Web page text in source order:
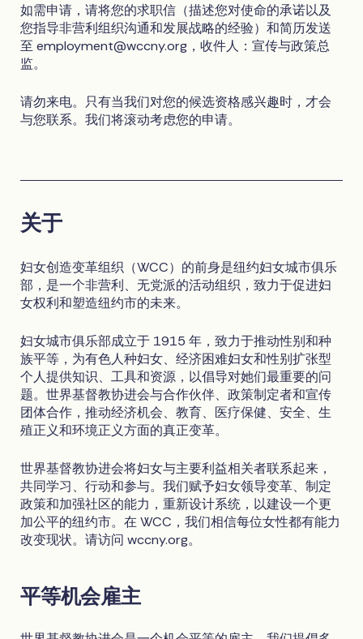
如需申请，请将您的求职信（描述您对使命的承诺以及
您指导非营利组织沟通和发展战略的经验）和简历发送
至employment@wccny.org ，收件人：宣传与政策总
监。
请勿来电。只有当我们对您的候选资格感兴趣时，才会
与您联系。我们将滚动考虑您的申请。
关于
妇女创造变革组织（WCC）的前身是纽约妇女城市俱乐
部，是一个非营利、无党派的活动组织，致力于促进妇
女权利和塑造纽约市的未来。
妇女城市俱乐部成立于 1915 年，致力于推动性别和种
族平等，为有色人种妇女、经济困难妇女和性别扩张型
个人提供知识、工具和资源，以倡导对她们最重要的问
题。世界基督教协进会与合作伙伴、政策制定者和宣传
团体合作，推动经济机会、教育、医疗保健、安全、生
殖正义和环境正义方面的真正变革。
世界基督教协进会将妇女与主要利益相关者联系起来，
共同学习、行动和参与。我们赋予妇女领导变革、制定
政策和加强社区的能力，重新设计系统，以建设一个更
加公平的纽约市。在 WCC，我们相信每位女性都有能力
改变现状。请访问 wccny.org。
平等机会雇主